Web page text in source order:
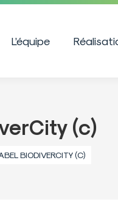
L’équipe
(c)
BIODIVERCITY (C)